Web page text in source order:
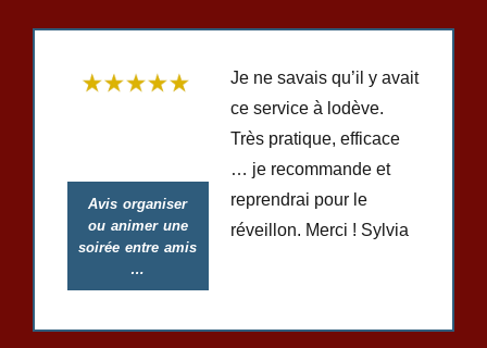
Avis organiser
ou animer une
soirée entre amis
…
Je ne savais qu’il y avait
ce service à lodève.
Très pratique, efficace
… je recommande et
reprendrai pour le
réveillon. Merci ! Sylvia